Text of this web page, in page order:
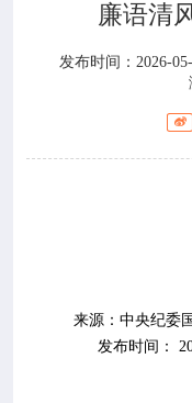
新闻动态
科普园地
廉语清
发布时间：2026-
来源：中央纪委
发布时间：